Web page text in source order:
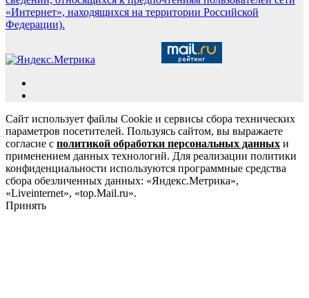
«Интернет», находящихся на территории Российской
Федерации).
Сайт использует файлы Cookie и сервисы сбора технических
параметров посетителей. Пользуясь сайтом, вы выражаете
согласие с политикой обработки персональных данных и
применением данных технологий. Для реализации политики
конфиденциальности используются программные средства
сбора обезличенных данных: «Яндекс.Метрика»,
«Liveinternet», «top.Mail.ru».
Принять